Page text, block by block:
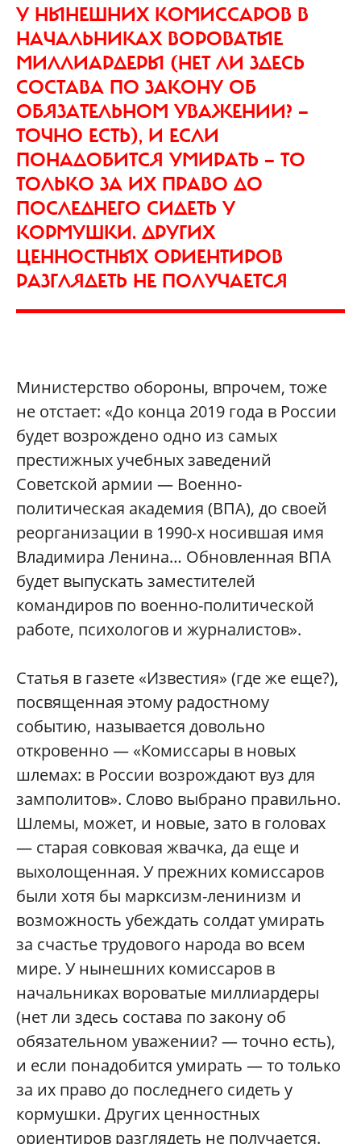
У НЫНЕШНИХ КОМИССАРОВ В
НАЧАЛЬНИКАХ ВОРОВАТЫЕ
МИЛЛИАРДЕРЫ (НЕТ ЛИ ЗДЕСЬ
СОСТАВА ПО ЗАКОНУ ОБ
ОБЯЗАТЕЛЬНОМ УВАЖЕНИИ? —
ТОЧНО ЕСТЬ), И ЕСЛИ
ПОНАДОБИТСЯ УМИРАТЬ — ТО
ТОЛЬКО ЗА ИХ ПРАВО ДО
ПОСЛЕДНЕГО СИДЕТЬ У
КОРМУШКИ. ДРУГИХ
ЦЕННОСТНЫХ ОРИЕНТИРОВ
РАЗГЛЯДЕТЬ НЕ ПОЛУЧАЕТСЯ
Министерство обороны, впрочем, тоже
не отстает: «До конца 2019 года в России
будет возрождено одно из самых
престижных учебных заведений
Советской армии — Военно-
политическая академия (ВПА), до своей
реорганизации в 1990-х носившая имя
Владимира Ленина… Обновленная ВПА
будет выпускать заместителей
командиров по военно-политической
работе, психологов и журналистов».
Статья в газете «Известия» (где же еще?),
посвященная этому радостному
событию, называется довольно
откровенно — «Комиссары в новых
шлемах: в России возрождают вуз для
замполитов». Слово выбрано правильно.
Шлемы, может, и новые, зато в головах
— старая совковая жвачка, да еще и
выхолощенная. У прежних комиссаров
были хотя бы марксизм-ленинизм и
возможность убеждать солдат умирать
за счастье трудового народа во всем
мире. У нынешних комиссаров в
начальниках вороватые миллиардеры
(нет ли здесь состава по закону об
обязательном уважении? — точно есть),
и если понадобится умирать — то только
за их право до последнего сидеть у
кормушки. Других ценностных
ориентиров разглядеть не получается.